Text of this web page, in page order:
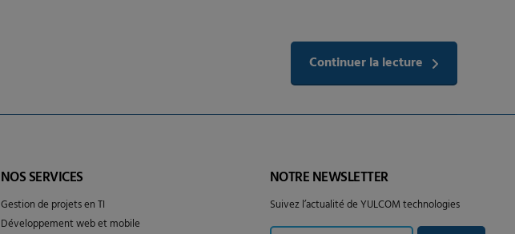
Continuer la lecture
NOS SERVICES
Gestion de projets en TI
Développement web et mobile
NOTRE NEWSLETTER
Suivez l’actualité de YULCOM technologies